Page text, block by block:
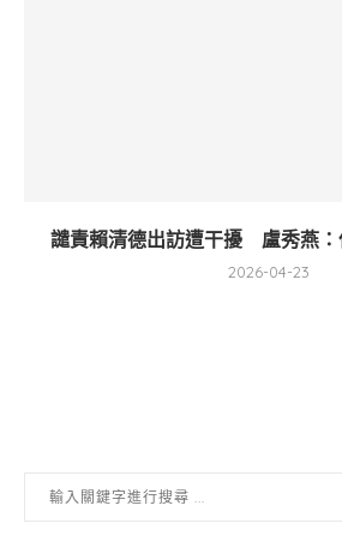
譴責賴清德出訪遭干擾 盧秀燕：
2026-04-23